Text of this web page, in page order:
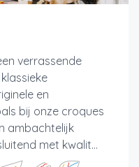
verrassende
en
bij onze croques
ambachtelijk
met kwalit...